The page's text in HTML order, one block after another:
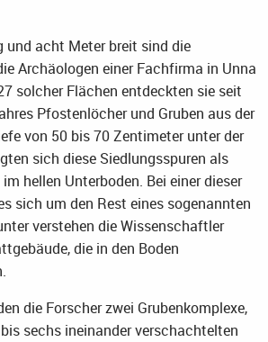
und acht Meter breit sind die
Archäologen einer Fachfirma in Unna
solcher Flächen entdeckten sie seit
Pfostenlöcher und Gruben aus der
von 50 bis 70 Zentimeter unter der
sich diese Siedlungsspuren als
hellen Unterboden. Bei einer dieser
sich um den Rest eines sogenannten
verstehen die Wissenschaftler
die in den Boden
die Forscher zwei Grubenkomplexe,
sechs ineinander verschachtelten